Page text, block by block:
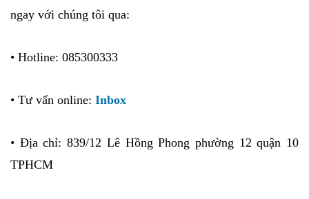
ngay với chúng tôi qua:
• Hotline: 085300333
• Tư vấn online: Inbox
• Địa chỉ: 839/12 Lê Hồng Phong phường 12 quận 10
TPHCM